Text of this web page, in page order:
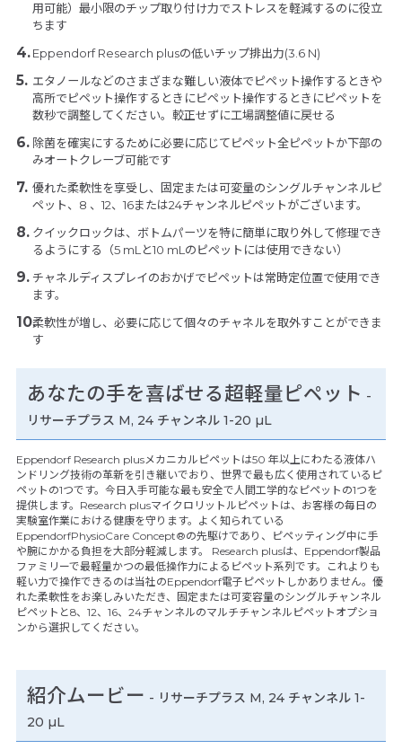
用可能）最小限のチップ取り付け力でストレスを軽減するのに役立
ちます
Eppendorf Research plusの低いチップ排出力(3.6 N)
エタノールなどのさまざまな難しい液体でピペット操作するときや
高所でピペット操作するときにピペット操作するときにピペットを
数秒で調整してください。較正せずに工場調整値に戻せる
除菌を確実にするために必要に応じてピペット全ピペットか下部の
みオートクレーブ可能です
優れた柔軟性を享受し、固定または可変量のシングルチャンネルピ
ペット、8 、12、16または24チャンネルピペットがございます。
クイックロックは、ボトムパーツを特に簡単に取り外して修理でき
るようにする（5 mLと10 mLのピペットには使用できない）
チャネルディスプレイのおかげでピペットは常時定位置で使用でき
ます。
柔軟性が増し、必要に応じて個々のチャネルを取外すことができま
す
あなたの手を喜ばせる超軽量ピペット -
リサーチプラス M, 24 チャンネル 1-20 µL
Eppendorf Research plusメカニカルピペットは50 年以上にわたる液体ハ
ンドリング技術の革新を引き継いでおり、世界で最も広く使用されているピ
ペットの1つです。今日入手可能な最も安全で人間工学的なピペットの1つを
提供します。Research plusマイクロリットルピペットは、お客様の毎日の
実験室作業における健康を守ります。よく知られている
EppendorfPhysioCare Concept®の先駆けであり、ピペッティング中に手
や腕にかかる負担を大部分軽減します。 Research plusは、Eppendorf製品
ファミリーで最軽量かつの最低操作力によるピペット系列です。これよりも
軽い力で操作できるのは当社のEppendorf電子ピペットしかありません。優
れた柔軟性をお楽しみいただき、固定または可変容量のシングルチャンネル
ピペットと8、12、16、24チャンネルのマルチチャンネルピペットオプショ
ンから選択してください。
紹介ムービー - リサーチプラス M, 24 チャンネル 1-
20 µL